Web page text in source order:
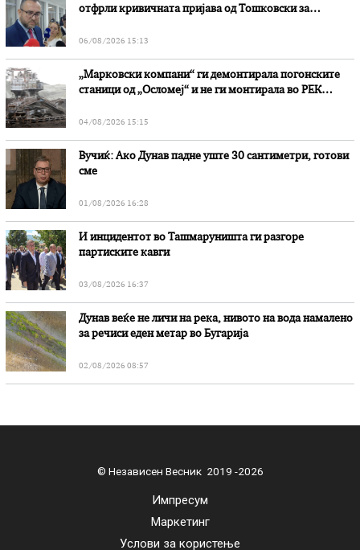
отфрли кривичната пријава од Тошковски за
06/08/2026 15:13
„Марковски компани“ ги демонтирала погонските
станици од „Осломеј“ и не ги монтирала во РЕК
04/08/2026 15:15
Вучиќ: Ако Дунав падне уште 30 сантиметри, готови
сме
01/08/2026 16:28
И инцидентот во Ташмаруништa ги разгоре
партиските кавги
03/08/2026 16:37
Дунав веќе не личи на река, нивото на вода намалено
за речиси еден метар во Бугарија
02/08/2026 08:57
© Независен Весник 2019 -2026
Импресум
Маркетинг
Услови за користење